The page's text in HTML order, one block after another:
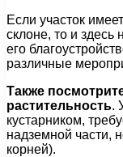
Если участок
склоне, то и здесь
его
различные
Также
растительность.
кустарником,
надземной части,
корней).